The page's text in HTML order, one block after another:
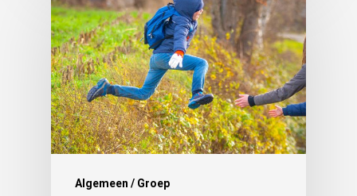
Algemeen / Groep